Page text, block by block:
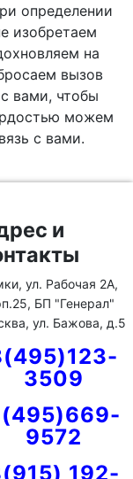
определении
изобретаем
на
вызов
с вами, чтобы
можем
с вами.
и
ул. Рабочая 2А,
БП "Генерал"
ул. Бажова, д.5
3509
9572
192-